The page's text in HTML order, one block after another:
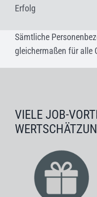
Erfolg
Sämtliche
gleichermaßen für alle
VIELE JOB-
ERTSCHÄTZUNG